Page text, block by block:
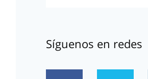
Síguenos en redes